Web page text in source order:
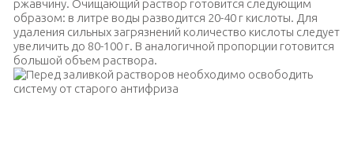
ржавчину. Очищающий раствор готовится следующим
образом: в литре воды разводится 20-40 г кислоты. Для
удаления сильных загрязнений количество кислоты следует
увеличить до 80-100 г. В аналогичной пропорции готовится
большой объем раствора.